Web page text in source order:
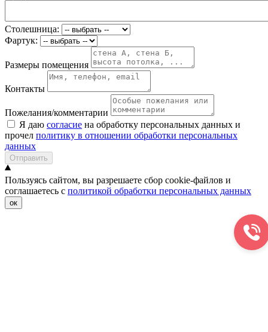
Столешница:
Фартук:
Размеры помещения
Контакты
Пожелания/комментарии
Я даю согласие на обработку персональных данных и
прочел политику в отношении обработки персональных
данных
Отправить
Пользуясь сайтом, вы разрешаете сбор cookie-файлов и
соглашаетесь с политикой обработки персональных данных
ок